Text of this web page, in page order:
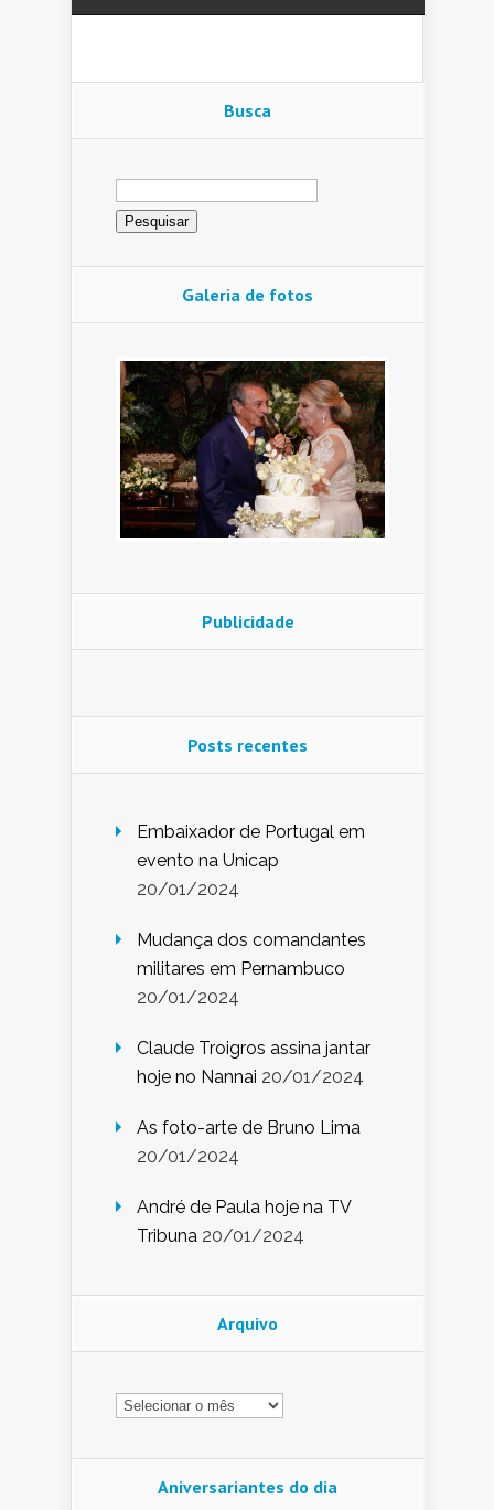
Busca
Pesquisar
por:
Galeria de fotos
Publicidade
Posts recentes
Embaixador de Portugal em
evento na Unicap
20/01/2024
Mudança dos comandantes
militares em Pernambuco
20/01/2024
Claude Troigros assina jantar
hoje no Nannai 20/01/2024
As foto-arte de Bruno Lima
20/01/2024
André de Paula hoje na TV
Tribuna 20/01/2024
Arquivo
Arquivo
Aniversariantes do dia